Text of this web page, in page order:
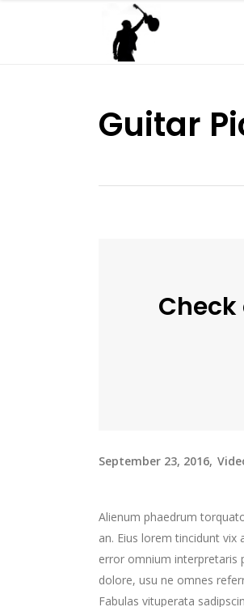
Guitar
September 23, 2016
Alienum phaedrum
an. Eius lorem tincidunt
error omnium interpretaris
dolore, usu ne omnes
Fabulas vituperata